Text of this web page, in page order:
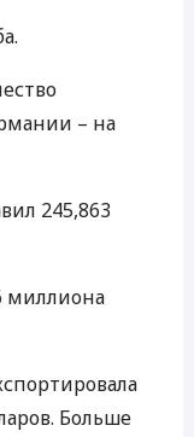
ЕЖЕМЕСЯЧНЫЙ ОБЗОР
БАНКОВСКИМ КАРТАМ
– на
245,863
миллиона
Больше